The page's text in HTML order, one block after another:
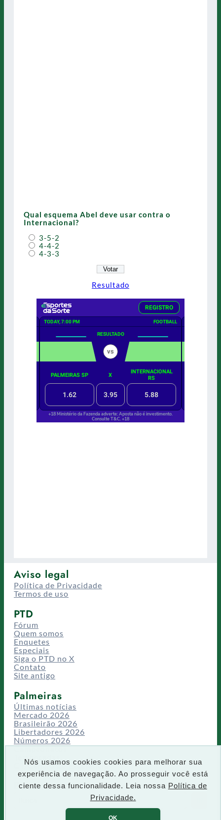
Nós usamos cookies cookies para melhorar sua
experiência de navegação. Ao prosseguir você está
ciente dessa funcionalidade. Leia nossa Política de
Privacidade.
OK
Qual esquema Abel deve usar contra o
Internacional?
3-5-2
4-4-2
4-3-3
Resultado
Aviso legal
Política de Privacidade
Termos de uso
PTD
Fórum
Quem somos
Enquetes
Especiais
Siga o PTD no X
Contato
Site antigo
Palmeiras
Últimas notícias
Mercado 2026
Brasileirão 2026
Libertadores 2026
Números 2026
Campeonatos
CT/Centro de Excelência
Busca
P
e